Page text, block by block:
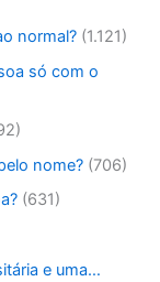
normal? (1.121)
só com o
nome? (706)
(631)
e uma…